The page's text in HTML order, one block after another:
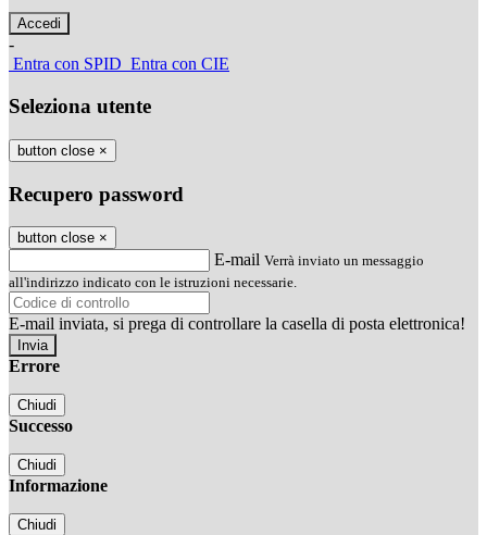
-
Entra con SPID Entra con CIE
Seleziona utente
button close ×
Recupero password
button close ×
E-mail Verrà inviato un messaggio
all'indirizzo indicato con le istruzioni necessarie.
E-mail inviata, si prega di controllare la casella di posta elettronica!
Errore
Chiudi
Successo
Chiudi
Informazione
Chiudi